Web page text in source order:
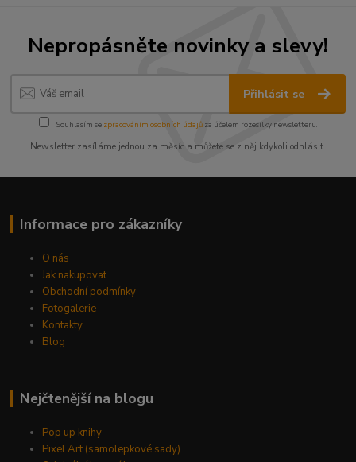
Nepropásněte novinky a slevy!
Přihlásit se
Souhlasím se zpracováním osobních údajůza účelem rozesílky newsletteru.
Newsletter zasíláme jednou za měsíc a můžete se z něj kdykoli odhlásit.
Informace pro zákazníky
O nás
Jak nakupovat
Obchodní podmínky
Fotogalerie
Kontakty
Blog
Nejčtenější na blogu
Pop up knihy
Pixel Art (samolepkové sady)